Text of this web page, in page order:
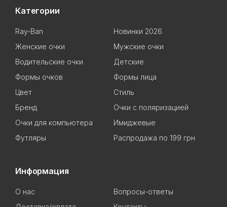
Категории
Ray-Ban
Новинки 2026
Женские очки
Мужские очки
Водительские очки
Детские
Формы очков
Формы лица
Цвет
Стиль
Бренд
Очки с поляризацией
Очки для компьютера
Имиджевые
Футляры
Распродажа по 199 грн
Информация
О нас
Вопросы-ответы